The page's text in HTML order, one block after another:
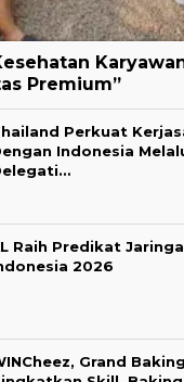
Premium”
Perkuat
Indonesia
Raih Predikat
2026
Grand